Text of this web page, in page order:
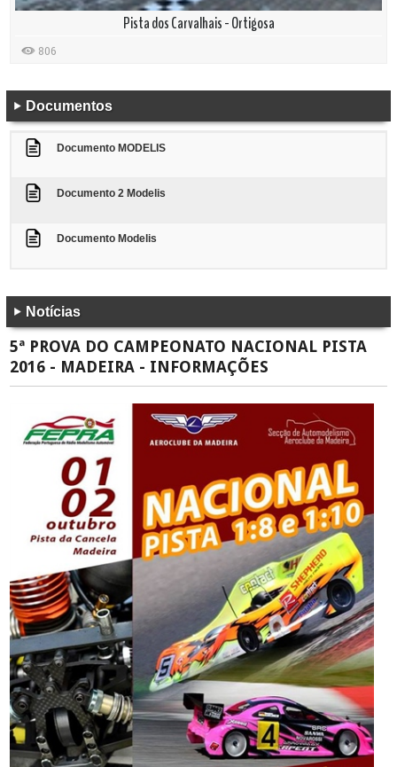
Pista dos Carvalhais - Ortigosa
806
Documentos
Documento MODELIS
Documento 2 Modelis
Documento Modelis
Notícias
5ª PROVA DO CAMPEONATO NACIONAL PISTA
2016 - MADEIRA - INFORMAÇÕES